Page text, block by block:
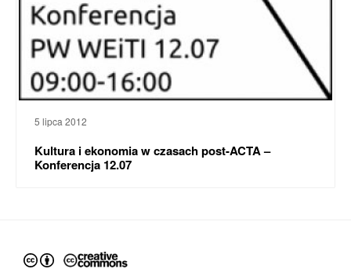
5 lipca 2012
Kultura i ekonomia w czasach post-ACTA –
Konferencja 12.07